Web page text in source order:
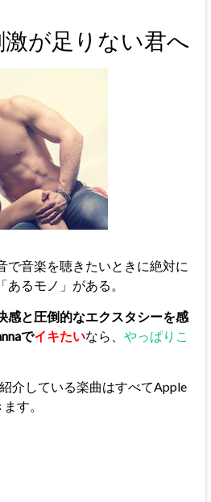
が足りない君へ
で音楽を聴きたいときに絶対に
るモノ」がある。
感と圧倒的なエクスタシーを感
でイキたいなら、 やっぱりこ
介している楽曲はすべてApple
す。